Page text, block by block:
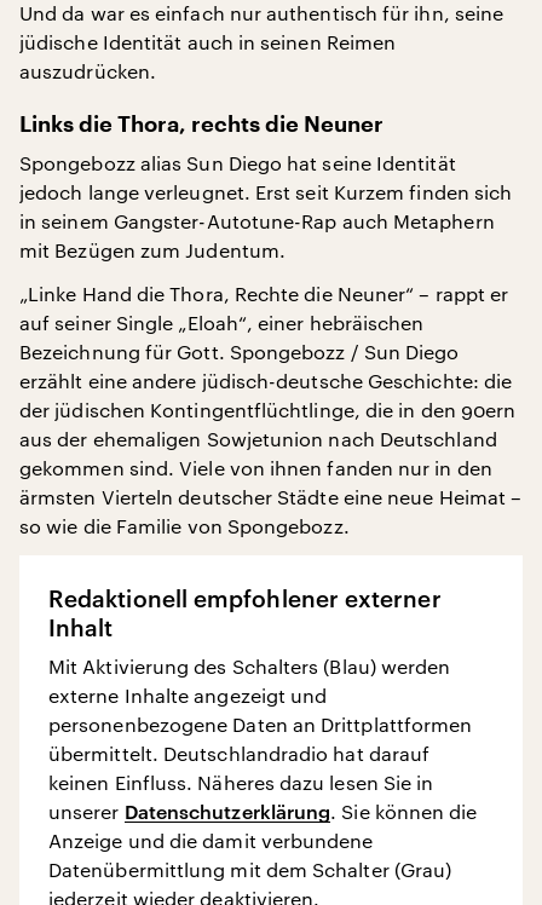
Und da war es einfach nur authentisch für ihn, seine
jüdische Identität auch in seinen Reimen
auszudrücken.
Links die Thora, rechts die Neuner
Spongebozz alias Sun Diego hat seine Identität
jedoch lange verleugnet. Erst seit Kurzem finden sich
in seinem Gangster-Autotune-Rap auch Metaphern
mit Bezügen zum Judentum.
„Linke Hand die Thora, Rechte die Neuner“ – rappt er
auf seiner Single „Eloah“, einer hebräischen
Bezeichnung für Gott. Spongebozz / Sun Diego
erzählt eine andere jüdisch-deutsche Geschichte: die
der jüdischen Kontingentflüchtlinge, die in den 90ern
aus der ehemaligen Sowjetunion nach Deutschland
gekommen sind. Viele von ihnen fanden nur in den
ärmsten Vierteln deutscher Städte eine neue Heimat –
so wie die Familie von Spongebozz.
Redaktionell empfohlener externer
Inhalt
Mit Aktivierung des Schalters (Blau) werden
externe Inhalte angezeigt und
personenbezogene Daten an Drittplattformen
übermittelt. Deutschlandradio hat darauf
keinen Einfluss. Näheres dazu lesen Sie in
unserer Datenschutzerklärung. Sie können die
Anzeige und die damit verbundene
Datenübermittlung mit dem Schalter (Grau)
jederzeit wieder deaktivieren.